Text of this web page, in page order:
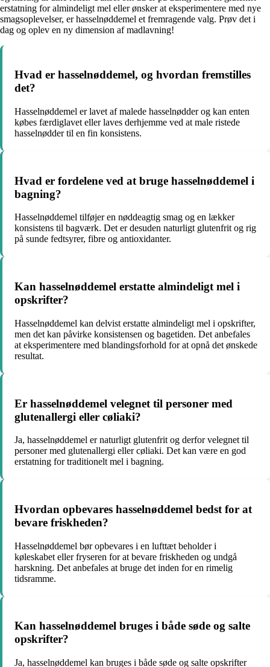
erstatning for almindeligt mel eller ønsker at eksperimentere med nye
smagsoplevelser, er hasselnøddemel et fremragende valg. Prøv det i
dag og oplev en ny dimension af madlavning!
Hvad er hasselnøddemel, og hvordan fremstilles
det?
Hasselnøddemel er lavet af malede hasselnødder og kan enten
købes færdiglavet eller laves derhjemme ved at male ristede
hasselnødder til en fin konsistens.
Hvad er fordelene ved at bruge hasselnøddemel i
bagning?
Hasselnøddemel tilføjer en nøddeagtig smag og en lækker
konsistens til bagværk. Det er desuden naturligt glutenfrit og rig
på sunde fedtsyrer, fibre og antioxidanter.
Kan hasselnøddemel erstatte almindeligt mel i
opskrifter?
Hasselnøddemel kan delvist erstatte almindeligt mel i opskrifter,
men det kan påvirke konsistensen og bagetiden. Det anbefales
at eksperimentere med blandingsforhold for at opnå det ønskede
resultat.
Er hasselnøddemel velegnet til personer med
glutenallergi eller cøliaki?
Ja, hasselnøddemel er naturligt glutenfrit og derfor velegnet til
personer med glutenallergi eller cøliaki. Det kan være en god
erstatning for traditionelt mel i bagning.
Hvordan opbevares hasselnøddemel bedst for at
bevare friskheden?
Hasselnøddemel bør opbevares i en lufttæt beholder i
køleskabet eller fryseren for at bevare friskheden og undgå
harskning. Det anbefales at bruge det inden for en rimelig
tidsramme.
Kan hasselnøddemel bruges i både søde og salte
opskrifter?
Ja, hasselnøddemel kan bruges i både søde og salte opskrifter